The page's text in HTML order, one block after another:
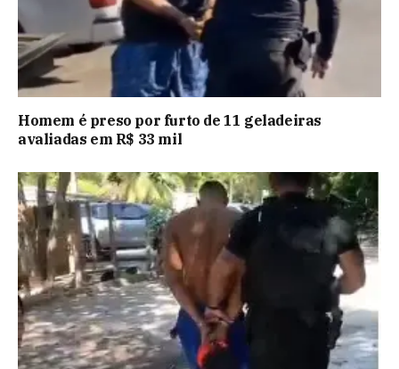
Homem é preso por furto de 11 geladeiras
avaliadas em R$ 33 mil